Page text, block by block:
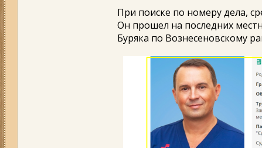
При поиске по номеру дела,
Он прошел на последних
Буряка по Вознесеновскому